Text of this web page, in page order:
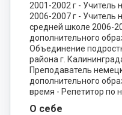
2001-2002 г - Учитель
2006-2007 г - Учитель
средней школе 2006-
дополнительного
Объединение
района г.
Преподаватель
дополнительного
время - Репетитор по
О себе